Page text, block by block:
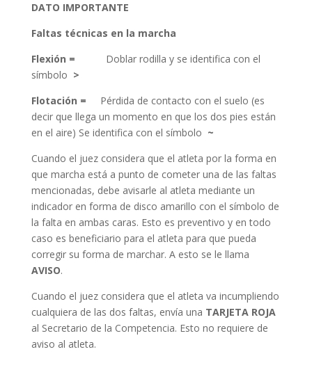
DATO IMPORTANTE
Faltas técnicas en la marcha
Flexión = Doblar rodilla y se identifica con el
símbolo >
Flotación = Pérdida de contacto con el suelo (es
decir que llega un momento en que los dos pies están
en el aire) Se identifica con el símbolo ~
Cuando el juez considera que el atleta por la forma en
que marcha está a punto de cometer una de las faltas
mencionadas, debe avisarle al atleta mediante un
indicador en forma de disco amarillo con el símbolo de
la falta en ambas caras. Esto es preventivo y en todo
caso es beneficiario para el atleta para que pueda
corregir su forma de marchar. A esto se le llama
AVISO.
Cuando el juez considera que el atleta va incumpliendo
cualquiera de las dos faltas, envía una TARJETA ROJA
al Secretario de la Competencia. Esto no requiere de
aviso al atleta.